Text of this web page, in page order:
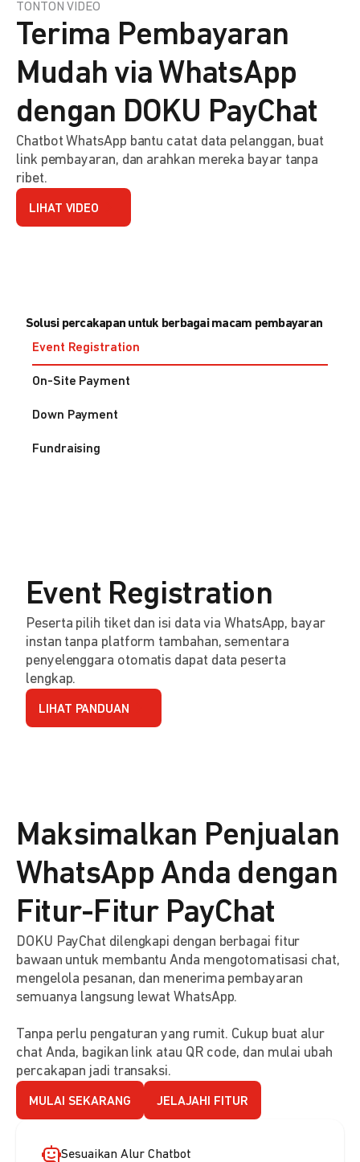
TONTON VIDEO
Terima Pembayaran
Mudah via WhatsApp
dengan DOKU PayChat
Chatbot WhatsApp bantu catat data pelanggan, buat
link pembayaran, dan arahkan mereka bayar tanpa
ribet.
LIHAT VIDEO
Solusi percakapan untuk berbagai macam pembayaran
Event Registration
On-Site Payment
Down Payment
Fundraising
Event Registration
Peserta pilih tiket dan isi data via WhatsApp, bayar
instan tanpa platform tambahan, sementara
penyelenggara otomatis dapat data peserta
lengkap.
LIHAT PANDUAN
Maksimalkan Penjualan
WhatsApp Anda dengan
Fitur-Fitur PayChat
DOKU PayChat dilengkapi dengan berbagai fitur
bawaan untuk membantu Anda mengotomatisasi chat,
mengelola pesanan, dan menerima pembayaran
semuanya langsung lewat WhatsApp.
Tanpa perlu pengaturan yang rumit. Cukup buat alur
chat Anda, bagikan link atau QR code, dan mulai ubah
percakapan jadi transaksi.
MULAI SEKARANG JELAJAHI FITUR
Sesuaikan Alur Chatbot